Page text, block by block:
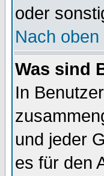
oder
Nach oben
Was sind
In
und jeder
es für den